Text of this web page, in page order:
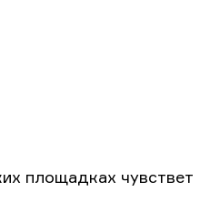
площадках чувствет